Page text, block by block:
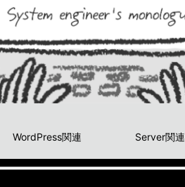
WordPress関連 Server関連